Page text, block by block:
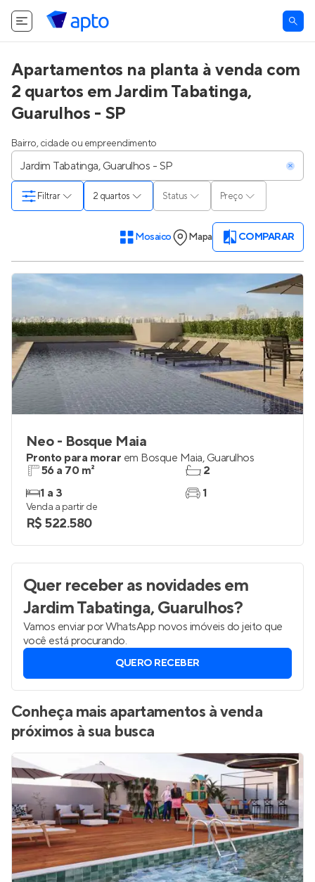
Apartamentos na planta à venda com
2 quartos em Jardim Tabatinga,
Guarulhos - SP
Bairro, cidade ou empreendimento
2 quartos Status Preço
Filtrar
Mosaico Mapa COMPARAR
Neo - Bosque Maia
Pronto para morar em Bosque Maia, Guarulhos
56 a 70 m²
1 a 3
2
1
Venda a partir de
R$ 522.580
Quer receber as novidadesem
Jardim Tabatinga, Guarulhos?
Vamos enviar por WhatsApp novos imóveis do jeito que
você está procurando.
QUERO RECEBER
Conheça mais apartamentos à venda
próximos à sua busca